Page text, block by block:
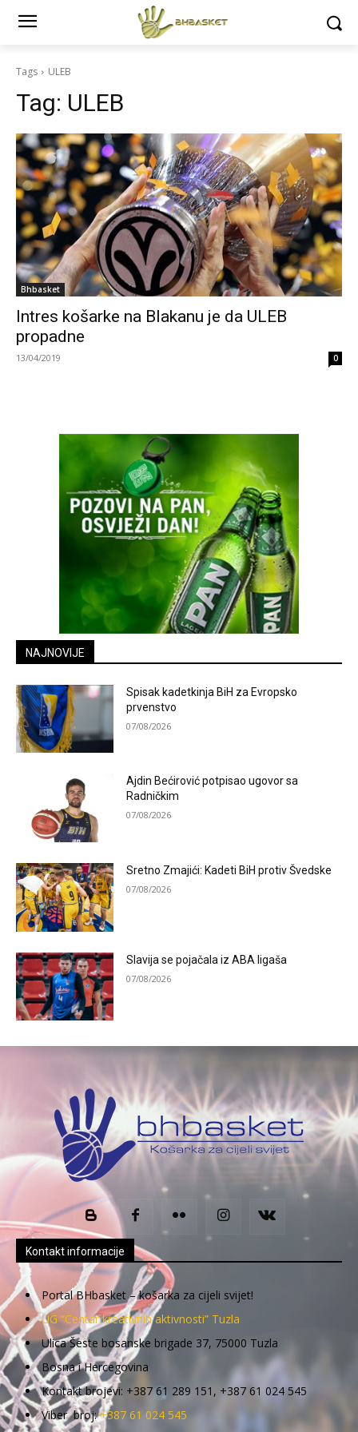
Tags ULEB
Tag: ULEB
Bhbasket
Intres košarke na Blakanu je da ULEB
propadne
13/04/2019 0
NAJNOVIJE
Spisak kadetkinja BiH za Evropsko
prvenstvo
07/08/2026
Ajdin Bećirović potpisao ugovor sa
Radničkim
07/08/2026
Sretno Zmajići: Kadeti BiH protiv Švedske
07/08/2026
Slavija se pojačala iz ABA ligaša
07/08/2026
Kontakt informacije
Portal BHbasket – košarka za cijeli svijet!
UG “Centar kreativnih aktivnosti” Tuzla
Ulica Šeste bosanske brigade 37, 75000 Tuzla
Bosna i Hercegovina
Kontakt brojevi: +387 61 289 151, +387 61 024 545
Viber broj:+387 61 024 545